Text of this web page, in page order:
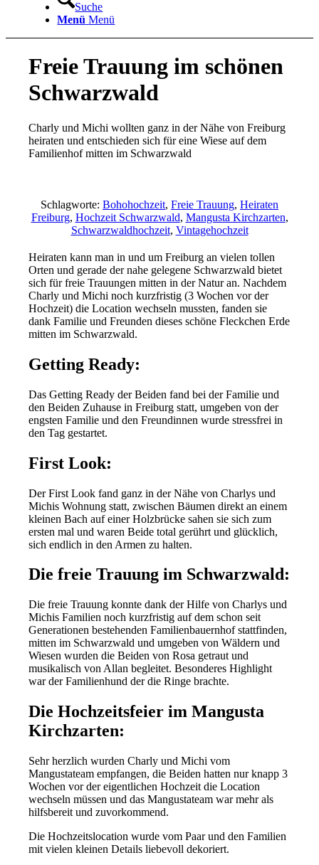
Suche
Menü Menü
Freie Trauung im schönen
Schwarzwald
Charly und Michi wollten ganz in der Nähe von Freiburg
heiraten und entschieden sich für eine Wiese auf dem
Familienhof mitten im Schwarzwald
Schlagworte: Bohohochzeit, Freie Trauung, Heiraten
Freiburg, Hochzeit Schwarzwald, Mangusta Kirchzarten,
Schwarzwaldhochzeit, Vintagehochzeit
Heiraten kann man in und um Freiburg an vielen tollen
Orten und gerade der nahe gelegene Schwarzwald bietet
sich für freie Trauungen mitten in der Natur an. Nachdem
Charly und Michi noch kurzfristig (3 Wochen vor der
Hochzeit) die Location wechseln mussten, fanden sie
dank Familie und Freunden dieses schöne Fleckchen Erde
mitten im Schwarzwald.
Getting Ready:
Das Getting Ready der Beiden fand bei der Familie und
den Beiden Zuhause in Freiburg statt, umgeben von der
engsten Familie und den Freundinnen wurde stressfrei in
den Tag gestartet.
First Look:
Der First Look fand ganz in der Nähe von Charlys und
Michis Wohnung statt, zwischen Bäumen direkt an einem
kleinen Bach auf einer Holzbrücke sahen sie sich zum
ersten mal und waren Beide total gerührt und glücklich,
sich endlich in den Armen zu halten.
Die freie Trauung im Schwarzwald:
Die freie Trauung konnte dank der Hilfe von Charlys und
Michis Familien noch kurzfristig auf dem schon seit
Generationen bestehenden Familienbauernhof stattfinden,
mitten im Schwarzwald und umgeben von Wäldern und
Wiesen wurden die Beiden von Rosa getraut und
musikalisch von Allan begleitet. Besonderes Highlight
war der Familienhund der die Ringe brachte.
Die Hochzeitsfeier im Mangusta
Kirchzarten:
Sehr herzlich wurden Charly und Michi vom
Mangustateam empfangen, die Beiden hatten nur knapp 3
Wochen vor der eigentlichen Hochzeit die Location
wechseln müssen und das Mangustateam war mehr als
hilfsbereit und zuvorkommend.
Die Hochzeitslocation wurde vom Paar und den Familien
mit vielen kleinen Details liebevoll dekoriert.